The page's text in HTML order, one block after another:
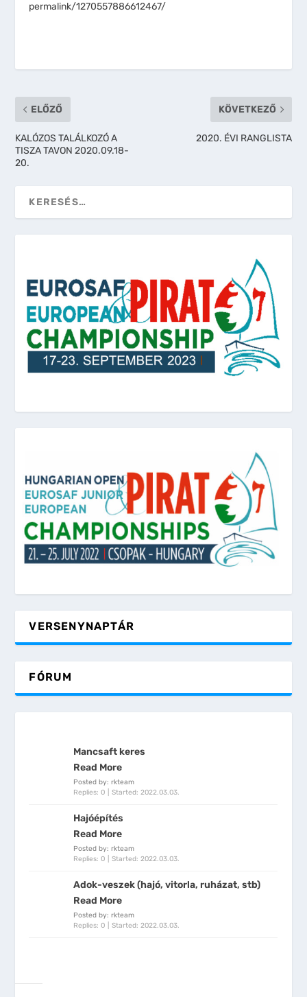
permalink/1270557886612467/
ELŐZŐ
KALÓZOS TALÁLKOZÓ A
TISZA TAVON 2020.09.18-
20.
KÖVETKEZŐ
2020. ÉVI RANGLISTA
VERSENYNAPTÁR
FÓRUM
Mancsaft keres
Read More
Posted by: rkteam
Replies: 0
Started:2022.03.03.
Hajóépítés
Read More
Posted by: rkteam
Replies: 0
Started:2022.03.03.
Adok-veszek (hajó, vitorla, ruházat, stb)
Read More
Posted by: rkteam
Replies: 0
Started:2022.03.03.